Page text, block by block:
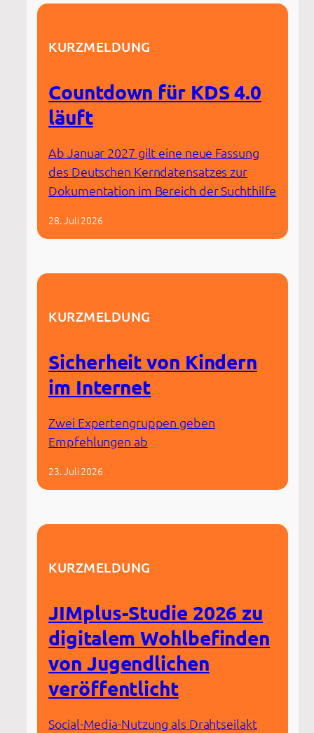
KURZMELDUNG
Countdown für KDS 4.0
läuft
Ab Januar 2027 gilt eine neue Fassung
des Deutschen Kerndatensatzes zur
Dokumentation im Bereich der Suchthilfe
28. Juli 2026
KURZMELDUNG
Sicherheit von Kindern
im Internet
Zwei Expertengruppen geben
Empfehlungen ab
23. Juli 2026
KURZMELDUNG
JIMplus-Studie 2026 zu
digitalem Wohlbefinden
von Jugendlichen
veröffentlicht
Social-Media-Nutzung als Drahtseilakt